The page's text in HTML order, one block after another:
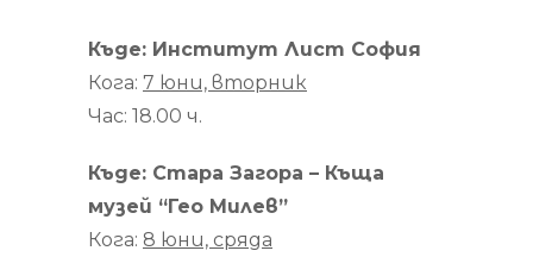
Къде: Институт Лист София
Кога: 7 юни, вторник
Час: 18.00 ч.
Къде: Стара Загора – Къща
музей “Гео Милев”
Кога: 8 юни, сряда